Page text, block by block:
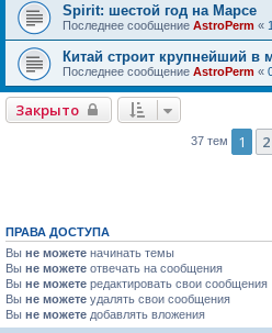
Spirit: шестой год на Марсе
Последнее сообщение AstroPerm «
Китай строит крупнейший в
Последнее сообщение AstroPerm «
Закрыто
37 тем 1 2
ПРАВА ДОСТУПА
Вы не можете начинать темы
Вы не можете отвечать на сообщения
Вы не можете редактировать свои сообщения
Вы не можете удалять свои сообщения
Вы не можете добавлять вложения